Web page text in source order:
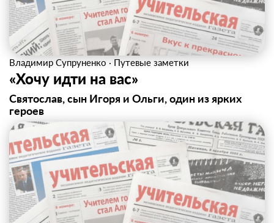
Владимир Супруненко · Путевые заметки
«Хочу идти на вас»
Святослав, сын Игоря и Ольги, один из ярких
героев